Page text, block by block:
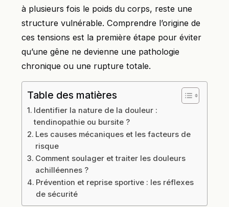
à plusieurs fois le poids du corps, reste une
structure vulnérable. Comprendre l’origine de
ces tensions est la première étape pour éviter
qu’une gêne ne devienne une pathologie
chronique ou une rupture totale.
Table des matières
Identifier la nature de la douleur :
tendinopathie ou bursite ?
Les causes mécaniques et les facteurs de
risque
Comment soulager et traiter les douleurs
achilléennes ?
Prévention et reprise sportive : les réflexes
de sécurité